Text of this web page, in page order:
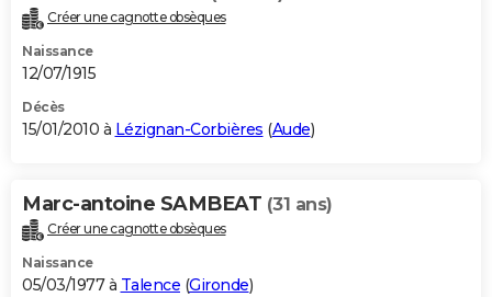
Créer une cagnotte obsèques
Naissance
12/07/1915
Décès
15/01/2010 à Lézignan-Corbières (Aude)
Marc-antoine SAMBEAT (31 ans)
Créer une cagnotte obsèques
Naissance
05/03/1977 à Talence (Gironde)